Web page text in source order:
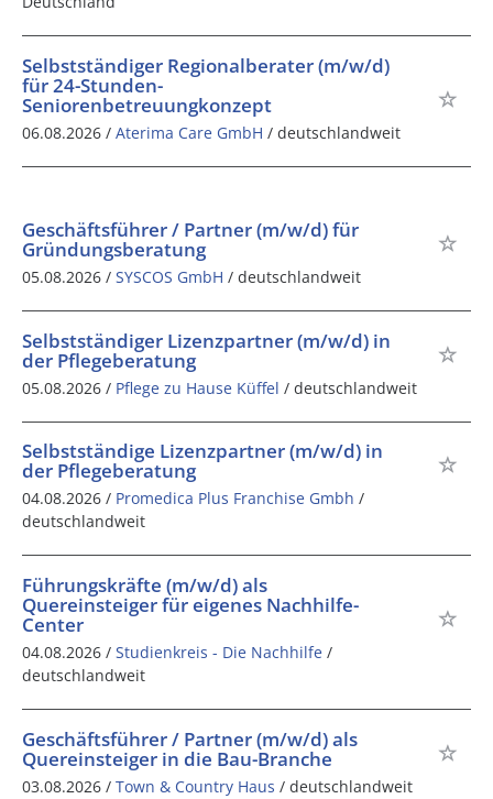
Selbstständiger Regionalberater (m/w/d)
für 24-Stunden-
Seniorenbetreuungkonzept
06.08.2026 / Aterima Care GmbH / deutschlandweit
Geschäftsführer / Partner (m/w/d) für
Gründungsberatung
05.08.2026 / SYSCOS GmbH / deutschlandweit
Selbstständiger Lizenzpartner (m/w/d) in
der Pflegeberatung
05.08.2026 / Pflege zu Hause Küffel / deutschlandweit
Selbstständige Lizenzpartner (m/w/d) in
der Pflegeberatung
04.08.2026 / Promedica Plus Franchise Gmbh /
deutschlandweit
Führungskräfte (m/w/d) als
Quereinsteiger für eigenes Nachhilfe-
Center
04.08.2026 / Studienkreis - Die Nachhilfe /
deutschlandweit
Geschäftsführer / Partner (m/w/d) als
Quereinsteiger in die Bau-Branche
03.08.2026 / Town & Country Haus / deutschlandweit